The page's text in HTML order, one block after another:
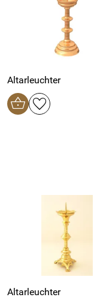
Altarleuchter
Altarleuchter